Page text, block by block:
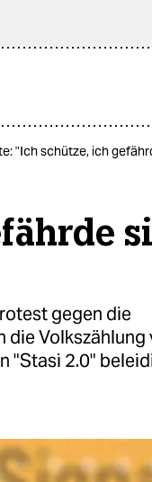
"Ich schütze, ich
gegen die
Volkszählung
"Stasi 2.0"